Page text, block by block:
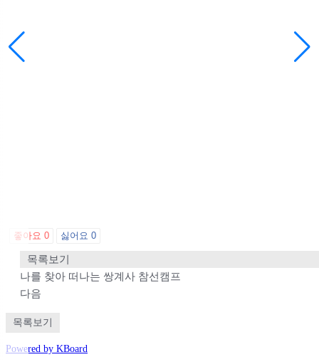
좋아요 0 싫어요 0
목록보기
나를 찾아 떠나는 쌍계사 참선캠프
다음
목록보기
Powered by KBoard